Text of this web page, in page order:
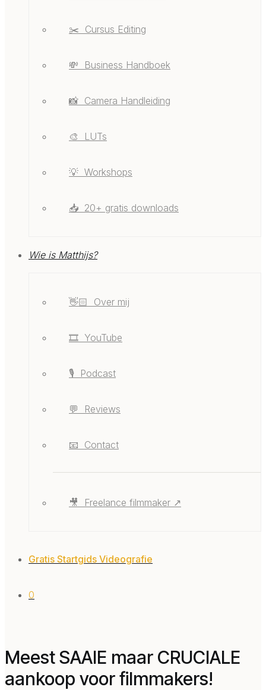
✂️ ‎ ‎Cursus Editing
💸 ‎ ‎Business Handboek
📸 ‎ ‎Camera Handleiding
🎨 ‎ ‎LUTs
💡 ‎ ‎Workshops
📥 ‎ ‎20+ gratis downloads
Wie is Matthijs?
👋🏻 ‎ ‎Over mij
🎞️ ‎ ‎YouTube
🎙️ ‎ ‎Podcast
💬 ‎ ‎Reviews
📧 ‎ ‎Contact
🎥 ‎ ‎Freelance filmmaker ↗
Gratis Startgids Videografie
0
Meest SAAIE maar CRUCIALE
aankoop voor filmmakers!